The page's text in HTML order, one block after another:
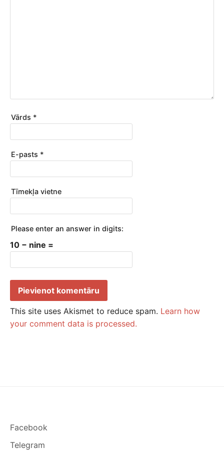
Vārds *
E-pasts *
Tīmekļa vietne
Please enter an answer in digits:
10 − nine =
This site uses Akismet to reduce spam. Learn how
your comment data is processed.
Facebook
Telegram